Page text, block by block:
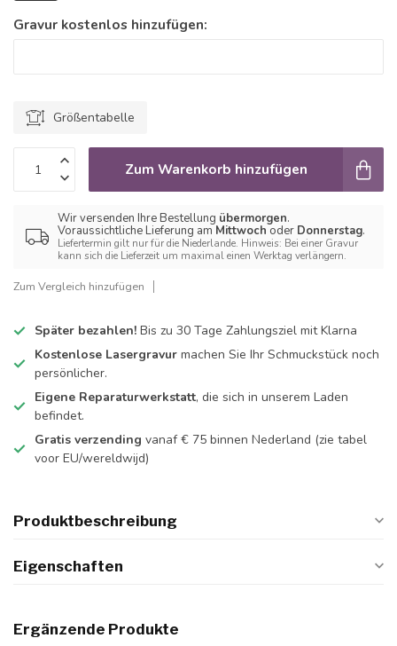
Gravur kostenlos hinzufügen:
Größentabelle
Zum Warenkorb hinzufügen
Wir versenden Ihre Bestellung übermorgen.
Voraussichtliche Lieferung am Mittwoch oder Donnerstag.
Liefertermin gilt nur für die Niederlande. Hinweis: Bei einer Gravur
kann sich die Lieferzeit um maximal einen Werktag verlängern.
Zum Vergleich hinzufügen
Später bezahlen! Bis zu 30 Tage Zahlungsziel mit Klarna
Kostenlose Lasergravur machen Sie Ihr Schmuckstück noch
persönlicher.
Eigene Reparaturwerkstatt, die sich in unserem Laden
befindet.
Gratis verzending vanaf € 75 binnen Nederland (zie tabel
voor EU/wereldwijd)
Produktbeschreibung
Eigenschaften
Ergänzende Produkte